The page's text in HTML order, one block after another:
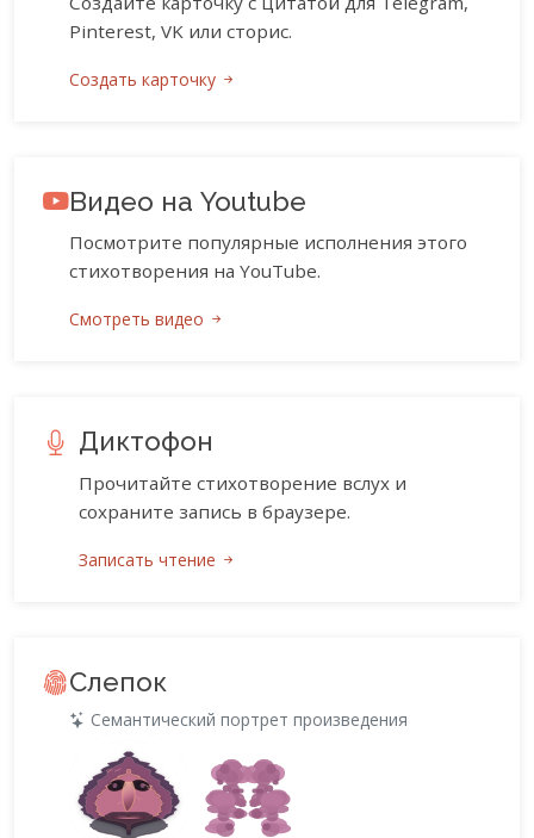
Pinterest, VK или сторис.
Создать карточку
Видео на Youtube
Посмотрите популярные исполнения этого
стихотворения на YouTube.
Смотреть видео
Диктофон
Прочитайте стихотворение вслух и
сохраните запись в браузере.
Записать чтение
Слепок
Семантический портрет произведения